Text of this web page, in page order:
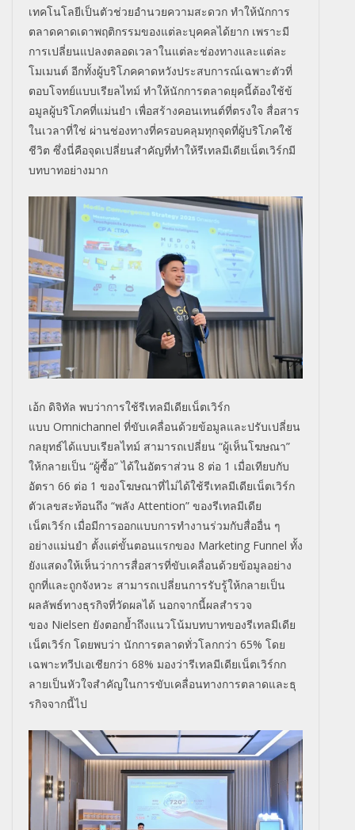
เทคโนโลยีเป็นตัวช่วยอำนวยความสะดวก ทำให้นักการ
ตลาดคาดเดาพฤติกรรมของแต่ละบุคคลได้ยาก เพราะมี
การเปลี่ยนแปลงตลอดเวลาในแต่ละช่องทางและแต่ละ
โมเมนต์ อีกทั้งผู้บริโภคคาดหวังประสบการณ์เฉพาะตัวที่
ตอบโจทย์แบบเรียลไทม์ ทำให้นักการตลาดยุคนี้ต้องใช้ข้
อมูลผู้บริโภคที่แม่นยำ เพื่อสร้างคอนเทนต์ที่ตรงใจ สื่อสาร
ในเวลาที่ใช่ ผ่านช่องทางที่ครอบคลุมทุกจุดที่ผู้บริโภคใช้
ชีวิต ซึ่งนี่คือจุดเปลี่ยนสำคัญที่ทำให้รีเทลมีเดียเน็ตเวิร์กมี
บทบาทอย่างมาก
เอ้ก ดิจิทัล พบว่าการใช้รีเทลมีเดียเน็ตเวิร์ก
แบบ Omnichannel ที่ขับเคลื่อนด้วยข้อมูลและปรับเปลี่ยน
กลยุทธ์ได้แบบเรียลไทม์ สามารถเปลี่ยน “ผู้เห็นโฆษณา”
ให้กลายเป็น “ผู้ซื้อ” ได้ในอัตราส่วน 8 ต่อ 1 เมื่อเทียบกับ
อัตรา 66 ต่อ 1 ของโฆษณาที่ไม่ได้ใช้รีเทลมีเดียเน็ตเวิร์ก
ตัวเลขสะท้อนถึง “พลัง Attention” ของรีเทลมีเดีย
เน็ตเวิร์ก เมื่อมีการออกแบบการทำงานร่วมกับสื่ออื่น ๆ
อย่างแม่นยำ ตั้งแต่ขั้นตอนแรกของ Marketing Funnel ทั้ง
ยังแสดงให้เห็นว่าการสื่อสารที่ขับเคลื่อนด้วยข้อมูลอย่าง
ถูกที่และถูกจังหวะ สามารถเปลี่ยนการรับรู้ให้กลายเป็น
ผลลัพธ์ทางธุรกิจที่วัดผลได้ นอกจากนี้ผลสำรวจ
ของ Nielsen ยังตอกย้ำถึงแนวโน้มบทบาทของรีเทลมีเดีย
เน็ตเวิร์ก โดยพบว่า นักการตลาดทั่วโลกกว่า 65% โดย
เฉพาะทวีปเอเชียกว่า 68% มองว่ารีเทลมีเดียเน็ตเวิร์กก
ลายเป็นหัวใจสำคัญในการขับเคลื่อนทางการตลาดและธุ
รกิจจากนี้ไป